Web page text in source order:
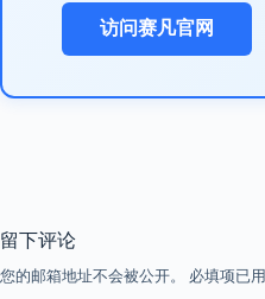
访问赛凡官网
留下评论
您的邮箱地址不会被公开。 必填项已用